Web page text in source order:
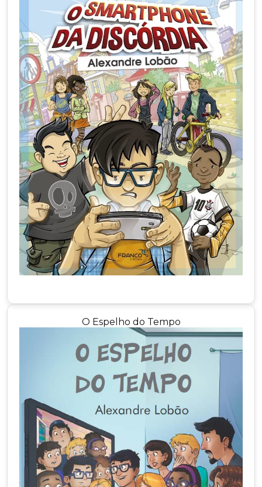
O Espelho do Tempo